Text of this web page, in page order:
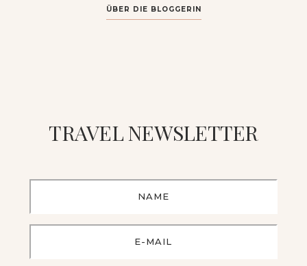
ÜBER DIE BLOGGERIN
TRAVEL NEWSLETTER